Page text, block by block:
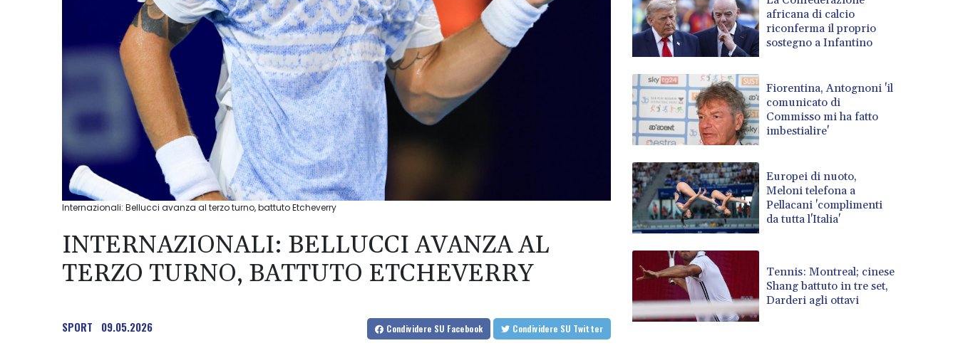
Internazionali: Bellucci avanza al terzo turno, battuto Etcheverry
INTERNAZIONALI: BELLUCCI AVANZA AL
TERZO TURNO, BATTUTO ETCHEVERRY
SPORT 09.05.2026 Condividere SU Facebook Condividere SU Twitter
africana di calcio
riconferma il proprio
sostegno a Infantino
Fiorentina, Antognoni 'il
comunicato di
Commisso mi ha fatto
imbestialire'
Europei di nuoto,
Meloni telefona a
Pellacani 'complimenti
da tutta l'Italia'
Tennis: Montreal; cinese
Shang battuto in tre set,
Darderi agli ottavi